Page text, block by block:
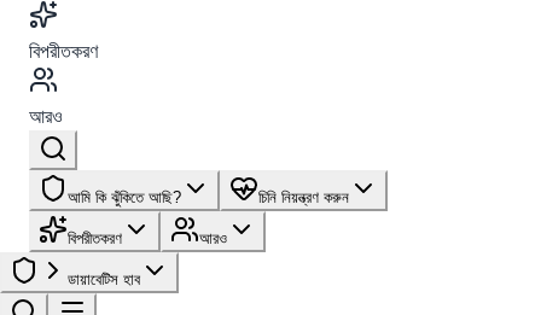
বিপরীতকরণ
আরও
আমি কি ঝুঁকিতে আছি? চিনি নিয়ন্ত্রণ করুন
বিপরীতকরণ আরও
ডায়াবেটিস হাব